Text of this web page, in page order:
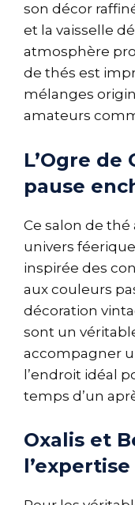
son décor
et la vaisselle
atmosphère
de thés est
mélanges
amateurs
L’Ogre
pause
Ce salon de
univers
inspirée des
aux couleurs
décoration
sont un
accompagner
l’endroit idéal
temps d’un
Oxalis et